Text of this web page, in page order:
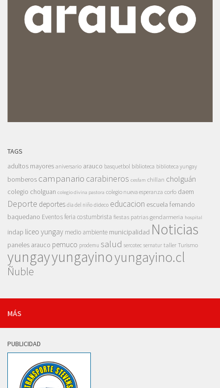
TAGS
adultos mayores aniversario arauco basquetbol biblioteca biblioteca yungay
bomberos campanario carabineros cesfam chillan cholguán
colegio cholguan colegio divina pastora colegio nueva esperanza corfo daem
Deporte deportes dia del niño dideco educacion escuela fernando
baquedano Eventosferia costumbrista fiestas patrias gendarmeria hospital
indap liceo yungay medio ambiente municipalidad Noticias
paneles arauco pemuco prodemu salud sercotec sernatur taller Turismo
yungayyungayinoyungayino.cl
Ñuble
MÁS
PUBLICIDAD